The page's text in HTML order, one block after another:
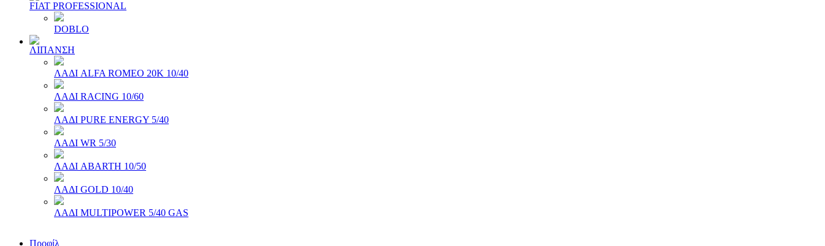
FIAT PROFESSIONAL
DOBLO
ΛΙΠΑΝΣΗ
ΛΑΔΙ ALFA ROMEO 20Κ 10/40
ΛΑΔΙ RACING 10/60
ΛΑΔΙ PURE ENERGY 5/40
ΛΑΔΙ WR 5/30
ΛΑΔΙ ABARTH 10/50
ΛΑΔΙ GOLD 10/40
ΛΑΔΙ MULTIPOWER 5/40 GAS
Προφίλ